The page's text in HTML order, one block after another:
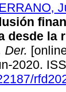
desde la
Der.
2020.